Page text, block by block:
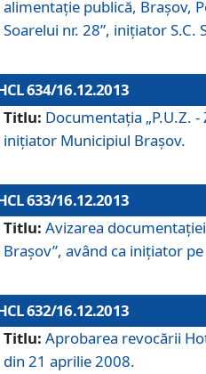
alimentaţie publică, Braşov,
Soarelui nr. 28”, iniţiator S.C.
634/16.12.2013
Titlu: Documentaţia „P.U.Z.
iniţiator Municipiul Braşov.
633/16.12.2013
Titlu: Avizarea
Braşov”, având ca iniţiator
632/16.12.2013
Titlu: Aprobarea revocării
din 21 aprilie 2008.